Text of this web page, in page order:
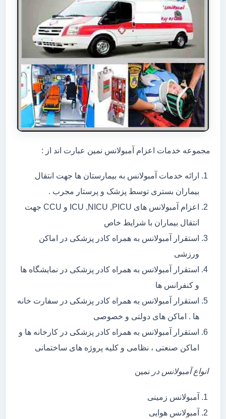
مجموعه خدمات اعزام آمبولانس نمین عبارت اند از :
ارائه خدمات آمبولانس به بیمارستان ها جهت انتقال
بیماران بستری توسط پزشک و پرستار مجرب .
اعزام آمبولانس های ICU ,NICU ,PICU و CCU جهت
انتقال بیماران با شرایط خاص
استقرار آمبولانس به همراه کادر پزشکی در اماکن
ورزشی
استقرار آمبولانس به همراه کادر پزشکی در نمایشگاه ها
و کنفرانس ها
استقرار آمبولانس به همراه کادر پزشکی در سفارت خانه
ها . اماکن های دولتی و خصوصی
استقرار آمبولانس به همراه کادر پزشکی در کارخانه ها و
اماکن صنعتی ، نظامی و کلیه پروژه های ساختمانی
انواع آمبولانس در نمین
آمبولانس زمینی
آمبولانس هوایی